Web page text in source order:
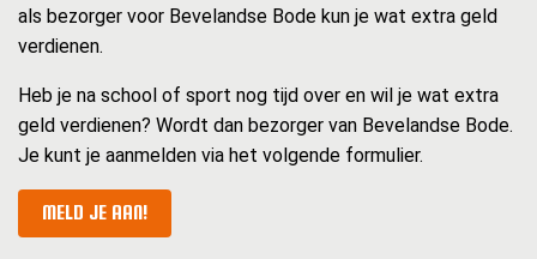
als bezorger voor Bevelandse Bode kun je wat extra geld
verdienen.
Heb je na school of sport nog tijd over en wil je wat extra
geld verdienen? Wordt dan bezorger van Bevelandse Bode.
Je kunt je aanmelden via het volgende formulier.
MELD JE AAN!